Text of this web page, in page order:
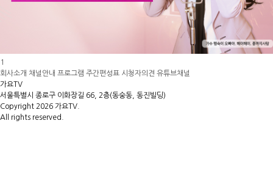
1
회사소개 채널안내 프로그램 주간편성표 시청자의견 유튜브채널
가요TV
서울특별시 종로구 이화장길 66, 2층(동숭동, 동진빌딩)
Copyright 2026 가요TV.
All rights reserved.